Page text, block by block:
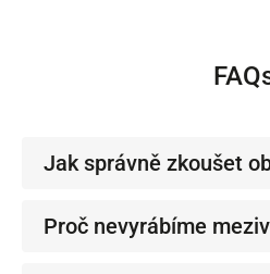
Jak správně zkoušet
Proč nevyrábíme